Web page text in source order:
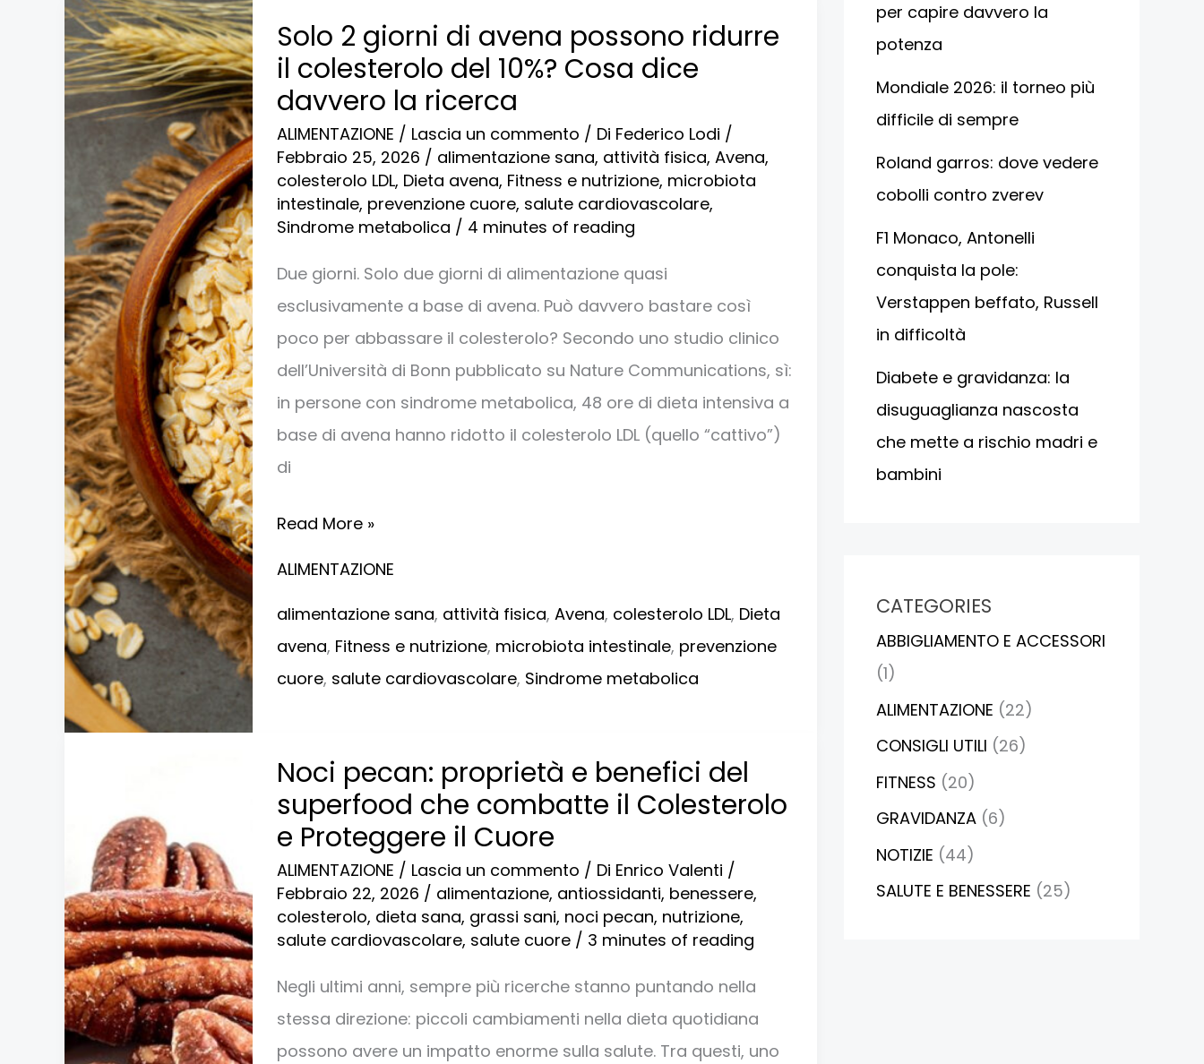
Solo 2 giorni di avena possono ridurre
il colesterolo del 10%? Cosa dice
davvero la ricerca
ALIMENTAZIONE / Lascia un commento / Di Federico Lodi /
Febbraio 25, 2026 / alimentazione sana, attività fisica, Avena,
colesterolo LDL, Dieta avena, Fitness e nutrizione, microbiota
intestinale, prevenzione cuore, salute cardiovascolare,
Sindrome metabolica / 4 minutes of reading
Due giorni. Solo due giorni di alimentazione quasi
esclusivamente a base di avena. Può davvero bastare così
poco per abbassare il colesterolo? Secondo uno studio clinico
dell’Università di Bonn pubblicato su Nature Communications, sì:
in persone con sindrome metabolica, 48 ore di dieta intensiva a
base di avena hanno ridotto il colesterolo LDL (quello “cattivo”)
di
2
giorni
di
avena
possono
ridurre
il
colesterolo
del
10%?
Cosa
dice
davvero
la
Read More »
ALIMENTAZIONE
alimentazione sana, attività fisica, Avena, colesterolo LDL, Dieta
avena, Fitness e nutrizione, microbiota intestinale, prevenzione
cuore, salute cardiovascolare, Sindrome metabolica
Noci pecan: proprietà e benefici del
superfood che combatte il Colesterolo
e Proteggere il Cuore
ALIMENTAZIONE / Lascia un commento / Di Enrico Valenti /
Febbraio 22, 2026 / alimentazione, antiossidanti, benessere,
colesterolo, dieta sana, grassi sani, noci pecan, nutrizione,
salute cardiovascolare, salute cuore / 3 minutes of reading
Negli ultimi anni, sempre più ricerche stanno puntando nella
stessa direzione: piccoli cambiamenti nella dieta quotidiana
possono avere un impatto enorme sulla salute. Tra questi, uno
pecan:
proprietà
e
benefici
del
superfood
per capire davvero la
potenza
Mondiale 2026: il torneo più
difficile di sempre
Roland garros: dove vedere
cobolli contro zverev
F1 Monaco, Antonelli
conquista la pole:
Verstappen beffato, Russell
in difficoltà
Diabete e gravidanza: la
disuguaglianza nascosta
che mette a rischio madri e
bambini
CATEGORIES
ABBIGLIAMENTO E ACCESSORI
(1)
ALIMENTAZIONE (22)
CONSIGLI UTILI (26)
FITNESS (20)
GRAVIDANZA (6)
NOTIZIE (44)
SALUTE E BENESSERE (25)